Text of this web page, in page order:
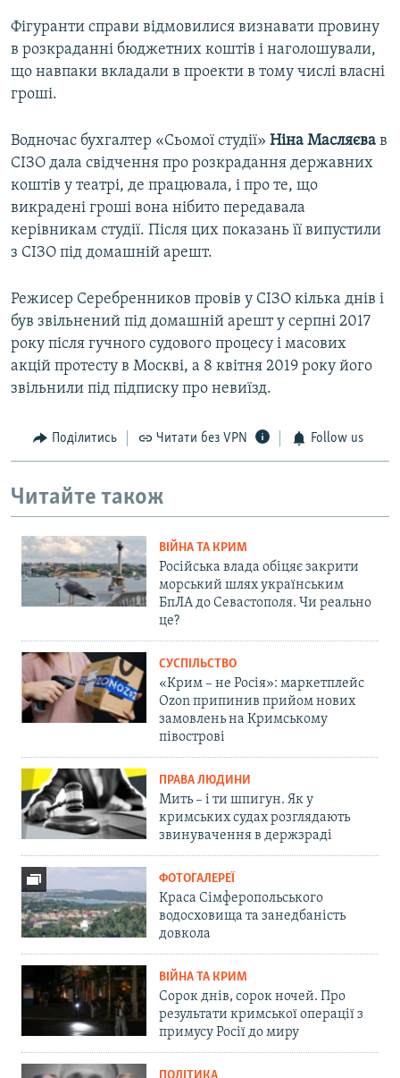
Фігуранти справи відмовилися визнавати провину
в розкраданні бюджетних коштів і наголошували,
що навпаки вкладали в проекти в тому числі власні
гроші.
Водночас бухгалтер «Сьомої студії» Ніна Масляєва в
СІЗО дала свідчення про розкрадання державних
коштів у театрі, де працювала, і про те, що
викрадені гроші вона нібито передавала
керівникам студії. Після цих показань її випустили
з СІЗО під домашній арешт.
Режисер Серебренников провів у СІЗО кілька днів і
був звільнений під домашній арешт у серпні 2017
року після гучного судового процесу і масових
акцій протесту в Москві, а 8 квітня 2019 року його
звільнили під підписку про невиїзд.
Поділитись Читати без VPN Follow us
Читайте також
ВІЙНА ТА КРИМ
Російська влада обіцяє закрити
морський шлях українським
БпЛА до Севастополя. Чи реально
це?
СУСПІЛЬСТВО
«Крим – не Росія»: маркетплейс
Ozon припинив прийом нових
замовлень на Кримському
півострові
ПРАВА ЛЮДИНИ
Мить – і ти шпигун. Як у
кримських судах розглядають
звинувачення в держзраді
ФОТОГАЛЕРЕЇ
Краса Сімферопольського
водосховища та занедбаність
довкола
ВІЙНА ТА КРИМ
Сорок днів, сорок ночей. Про
результати кримської операції з
примусу Росії до миру